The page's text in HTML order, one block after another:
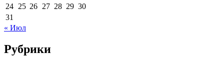
24 25 26 27 28 29 30
31
« Июл
Рубрики